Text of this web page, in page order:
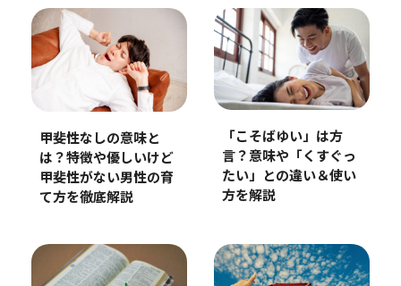
甲斐性なしの意味と
は？特徴や優しいけど
甲斐性がない男性の育
て方を徹底解説
「こそばゆい」は方
言？意味や「くすぐっ
たい」との違い＆使い
方を解説